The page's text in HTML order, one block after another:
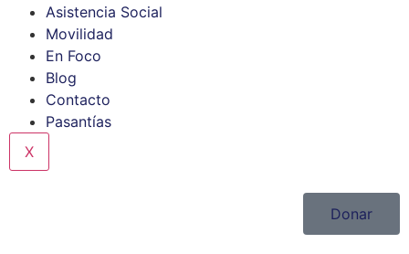
Asistencia Social
Movilidad
En Foco
Blog
Contacto
Pasantías
X
Donar